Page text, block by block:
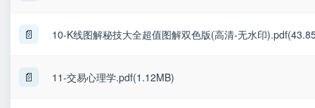
📄 10-K线图解秘技大全超值图解双色版(高清-无水印
📄 11-交易心理学.pdf(1.12MB)